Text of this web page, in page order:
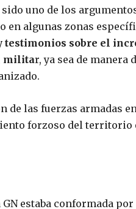
uno de los
algunas zonas
testimonios sobre el
militar, ya sea de manera
de las fuerzas armadas
forzoso del territorio
estaba conformada